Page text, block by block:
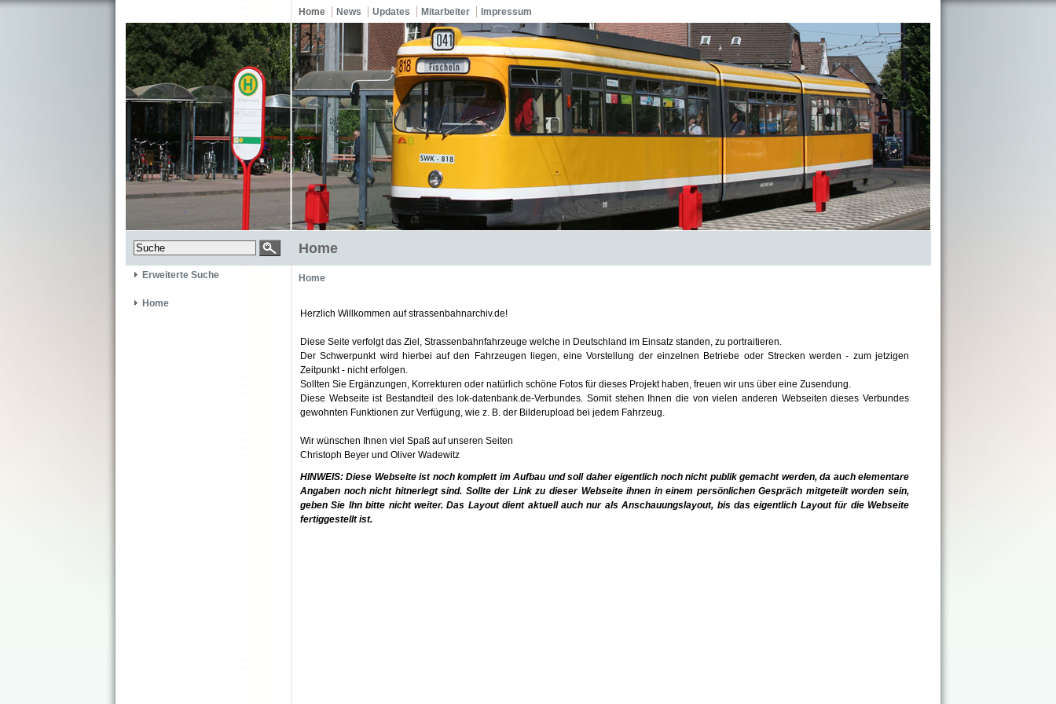
Home News Updates Mitarbeiter Impressum
Home
Erweiterte Suche
Home
Home
Herzlich Willkommen auf strassenbahnarchiv.de!
Diese Seite verfolgt das Ziel, Strassenbahnfahrzeuge welche in Deutschland im Einsatz standen, zu portraitieren.
Der Schwerpunkt wird hierbei auf den Fahrzeugen liegen, eine Vorstellung der einzelnen Betriebe oder Strecken werden - zum jetzigen
Zeitpunkt - nicht erfolgen.
Sollten Sie Ergänzungen, Korrekturen oder natürlich schöne Fotos für dieses Projekt haben, freuen wir uns über eine Zusendung.
Diese Webseite ist Bestandteil des lok-datenbank.de-Verbundes. Somit stehen Ihnen die von vielen anderen Webseiten dieses Verbundes
gewohnten Funktionen zur Verfügung, wie z. B. der Bilderupload bei jedem Fahrzeug.
Wir wünschen Ihnen viel Spaß auf unseren Seiten
Christoph Beyer und Oliver Wadewitz
HINWEIS: Diese Webseite ist noch komplett im Aufbau und soll daher eigentlich noch nicht publik gemacht werden, da auch elementare
Angaben noch nicht hitnerlegt sind. Sollte der Link zu dieser Webseite ihnen in einem persönlichen Gespräch mitgeteilt worden sein,
geben Sie Ihn bitte nicht weiter. Das Layout dient aktuell auch nur als Anschauungslayout, bis das eigentlich Layout für die Webseite
fertiggestellt ist.